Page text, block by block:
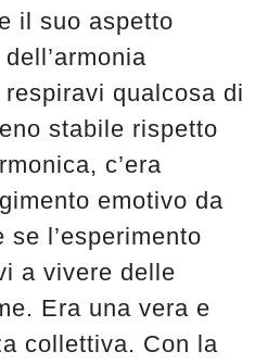
il suo aspetto
qualcosa di
stabile rispetto
c’era
emotivo da
l’esperimento
a vivere delle
Era una vera e
collettiva. Con la